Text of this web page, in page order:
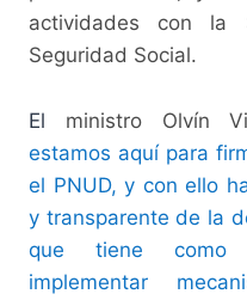
actividades con la
Seguridad Social.
El ministro Olvín
estamos aquí para
el PNUD, y con ello
y transparente de la
que tiene como
implementar